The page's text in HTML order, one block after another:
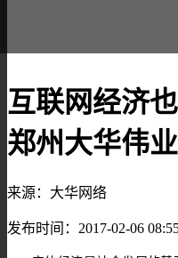
互联网经济
郑州大华伟
来源：大华网络
发布时间：2017-02-06